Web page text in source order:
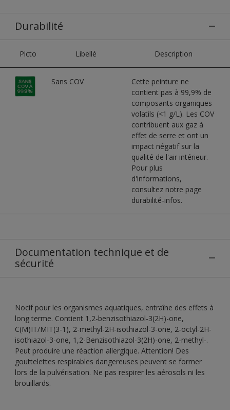
Durabilité
Picto Libellé Description
Sans COV
Cette peinture ne
contient pas à 99,9% de
composants organiques
volatils (<1 g/L). Les COV
contribuent aux gaz à
effet de serre et ont un
impact négatif sur la
qualité de l'air intérieur.
Pour plus
d'informations,
consultez notre page
durabilité-infos.
Documentation technique et de
sécurité
Nocif pour les organismes aquatiques, entraîne des effets à
long terme. Contient 1,2-benzisothiazol-3(2H)-one,
C(M)IT/MIT(3-1), 2-methyl-2H-isothiazol-3-one, 2-octyl-2H-
isothiazol-3-one, 1,2-Benzisothiazol-3(2H)-one, 2-methyl-.
Peut produire une réaction allergique. Attention! Des
gouttelettes respirables dangereuses peuvent se former
lors de la pulvérisation. Ne pas respirer les aérosols ni les
brouillards.